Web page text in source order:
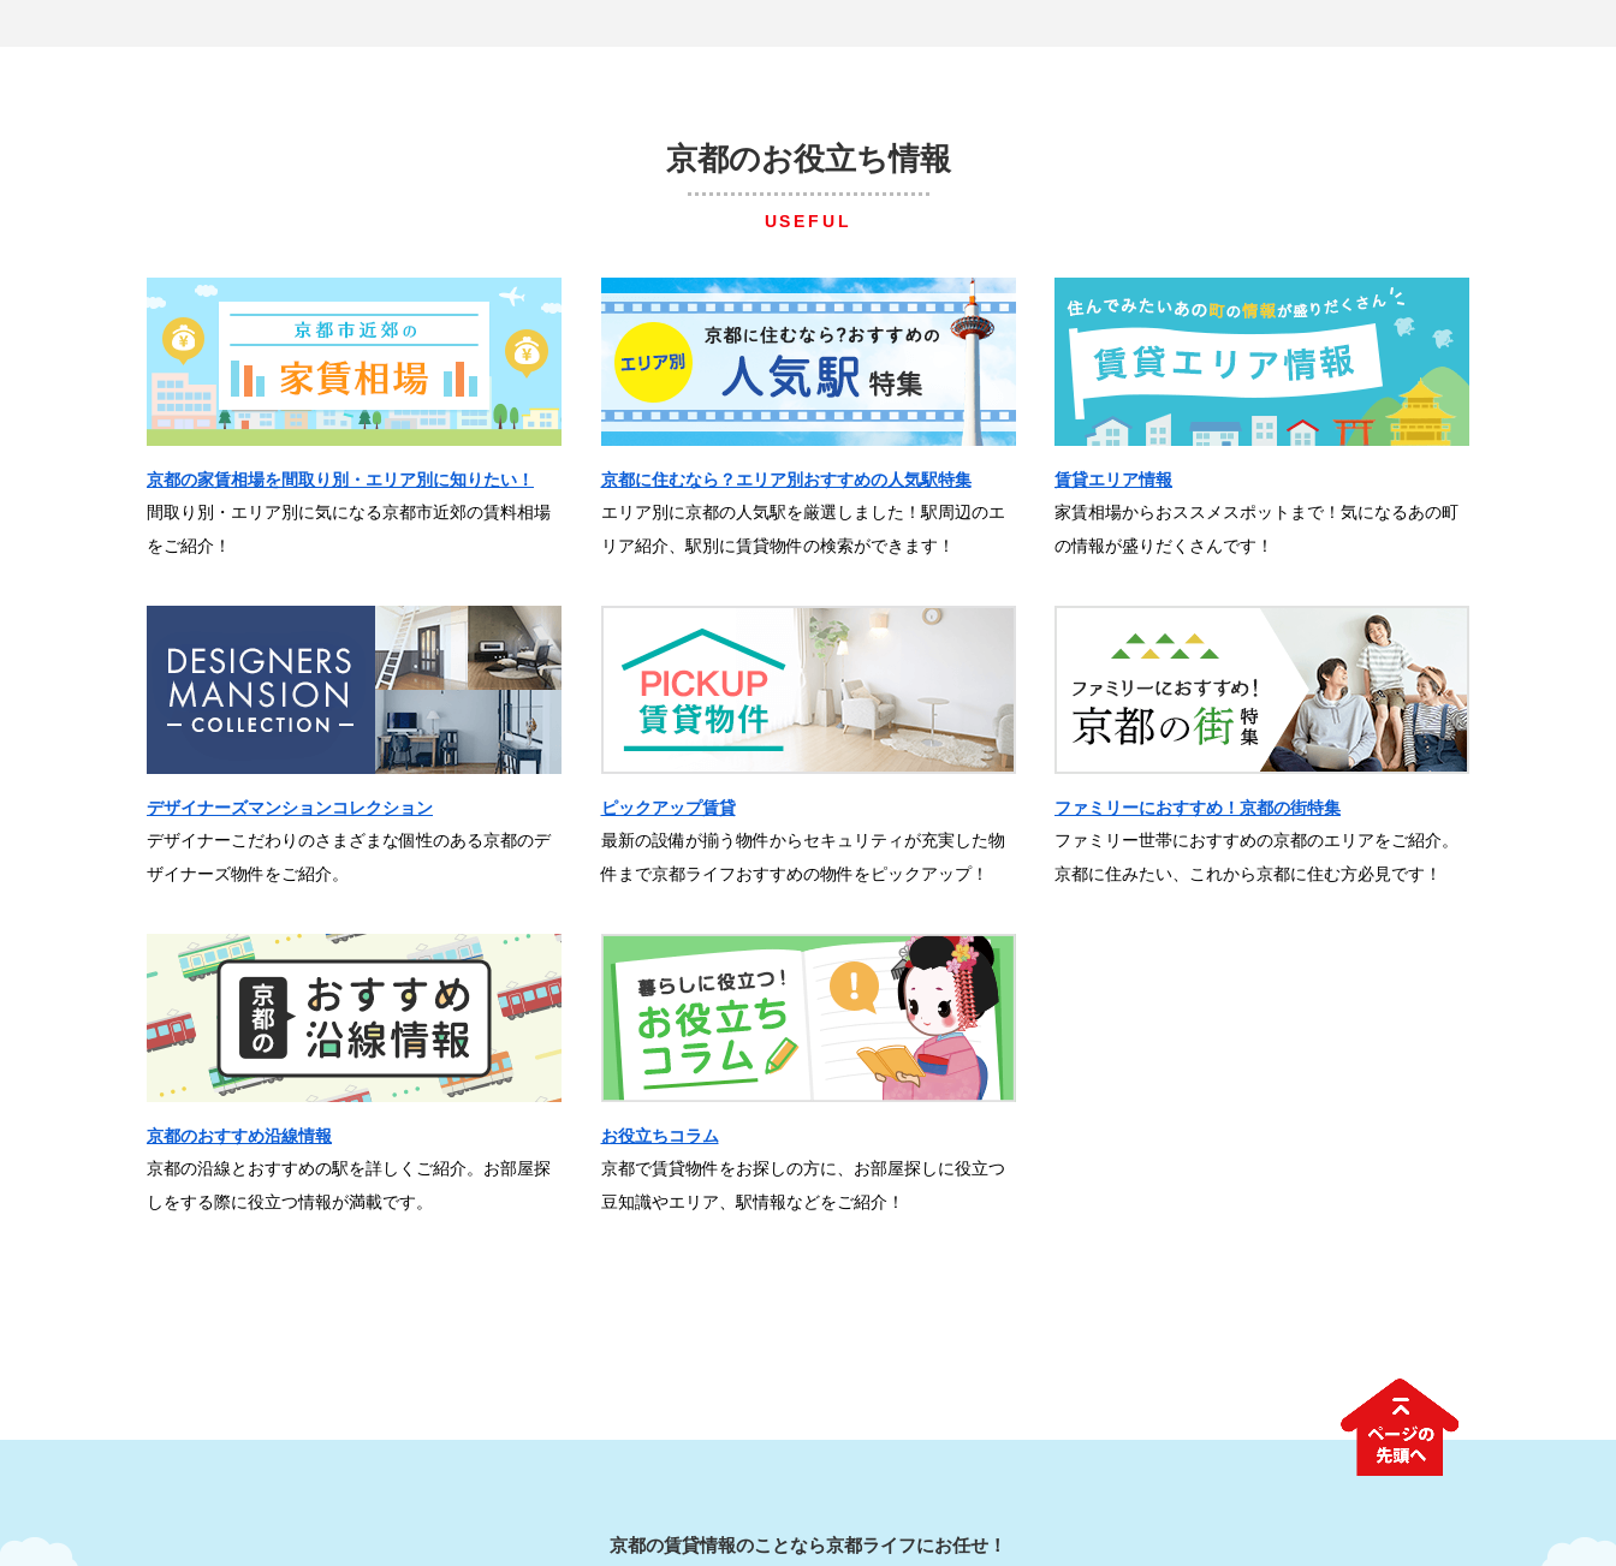
京都のお役立ち情報
USEFUL
京都の家賃相場を間取り別・エリア別に知りたい！
間取り別・エリア別に気になる京都市近郊の賃料相場
をご紹介！
京都に住むなら？エリア別おすすめの人気駅特集
エリア別に京都の人気駅を厳選しました！駅周辺のエ
リア紹介、駅別に賃貸物件の検索ができます！
賃貸エリア情報
家賃相場からおススメスポットまで！気になるあの町
の情報が盛りだくさんです！
デザイナーズマンションコレクション
デザイナーこだわりのさまざまな個性のある京都のデ
ザイナーズ物件をご紹介。
ピックアップ賃貸
最新の設備が揃う物件からセキュリティが充実した物
件まで京都ライフおすすめの物件をピックアップ！
ファミリーにおすすめ！京都の街特集
ファミリー世帯におすすめの京都のエリアをご紹介。
京都に住みたい、これから京都に住む方必見です！
京都のおすすめ沿線情報
京都の沿線とおすすめの駅を詳しくご紹介。お部屋探
しをする際に役立つ情報が満載です。
お役立ちコラム
京都で賃貸物件をお探しの方に、お部屋探しに役立つ
豆知識やエリア、駅情報などをご紹介！
京都の賃貸情報のことなら京都ライフにお任せ！